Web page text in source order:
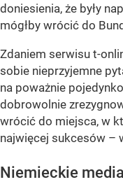
doniesienia, że były
mógłby wrócić do
Zdaniem serwisu t-
sobie nieprzyjemne
na poważnie
dobrowolnie
wrócić do miejsca, w
najwięcej sukcesów –
Niemieckie